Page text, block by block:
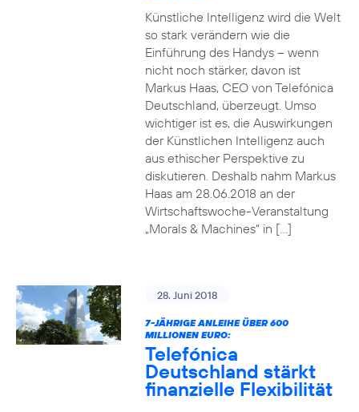
Künstliche Intelligenz wird die Welt
so stark verändern wie die
Einführung des Handys – wenn
nicht noch stärker, davon ist
Markus Haas, CEO von Telefónica
Deutschland, überzeugt. Umso
wichtiger ist es, die Auswirkungen
der Künstlichen Intelligenz auch
aus ethischer Perspektive zu
diskutieren. Deshalb nahm Markus
Haas am 28.06.2018 an der
Wirtschaftswoche-Veranstaltung
„Morals & Machines“ in […]
28. Juni 2018
7-JÄHRIGE ANLEIHE ÜBER 600
MILLIONEN EURO:
Telefónica
Deutschland stärkt
finanzielle Flexibilität